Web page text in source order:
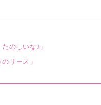
のしいな♪」
リース」